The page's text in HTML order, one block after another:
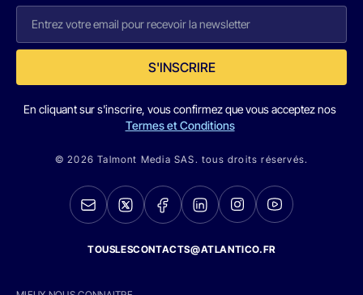
S'INSCRIRE
En cliquant sur s'inscrire, vous confirmez que vous acceptez nos
Termes et Conditions
© 2026 Talmont Media SAS. tous droits réservés.
TOUSLESCONTACTS@ATLANTICO.FR